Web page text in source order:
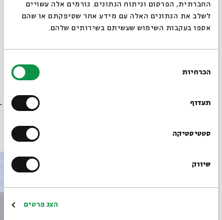
החברתית, הפרסום וניתוח הנתונים. גורמים אלה עשויים
לשלב את הנתונים האלה עם מידע אחר שסיפקתם או שהם
אספו בעקבות השימוש שעשיתם בשירותים שלהם.
הסכמה
הכרחיות
תעדוף
סטטיסטיקה
שיווק
הצג פרטים
הורדת מקורות מתוך אירוע אותות, מופתים וניסים: מבוא
לספרות תנחומא-ילמדנו